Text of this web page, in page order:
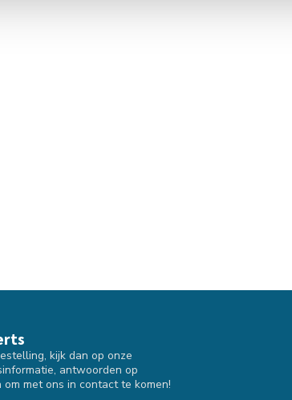
kijk dan op onze
antwoorden op
met ons in contact te komen!